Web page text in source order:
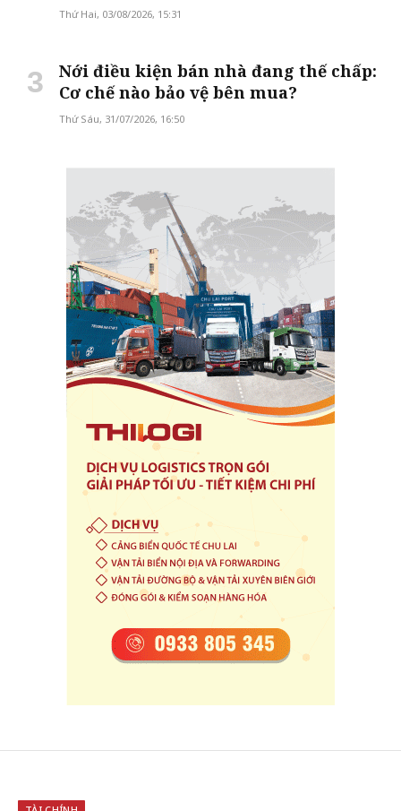
Thứ Hai, 03/08/2026, 15:31
Nới điều kiện bán nhà đang thế chấp:
Cơ chế nào bảo vệ bên mua?
Thứ Sáu, 31/07/2026, 16:50